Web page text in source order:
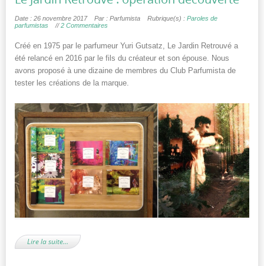
Date : 26 novembre 2017 Par : Parfumista Rubrique(s) : Paroles de
parfumistas
//2 Commentaires
Créé en 1975 par le parfumeur Yuri Gutsatz, Le Jardin Retrouvé a
été relancé en 2016 par le fils du créateur et son épouse. Nous
avons proposé à une dizaine de membres du Club Parfumista de
tester les créations de la marque.
Lire la suite…